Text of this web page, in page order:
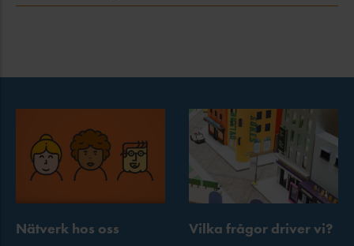
Nätverk hos oss
Vilka frågor driver vi?